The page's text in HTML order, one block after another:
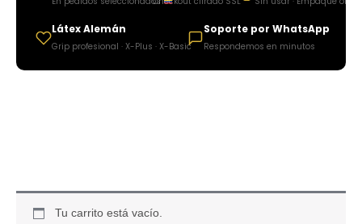
Látex Alemán
Grip profesional · X-Plus · X-Basic
Soporte por WhatsApp
Respondemos en minutos
Tu carrito está vacío.